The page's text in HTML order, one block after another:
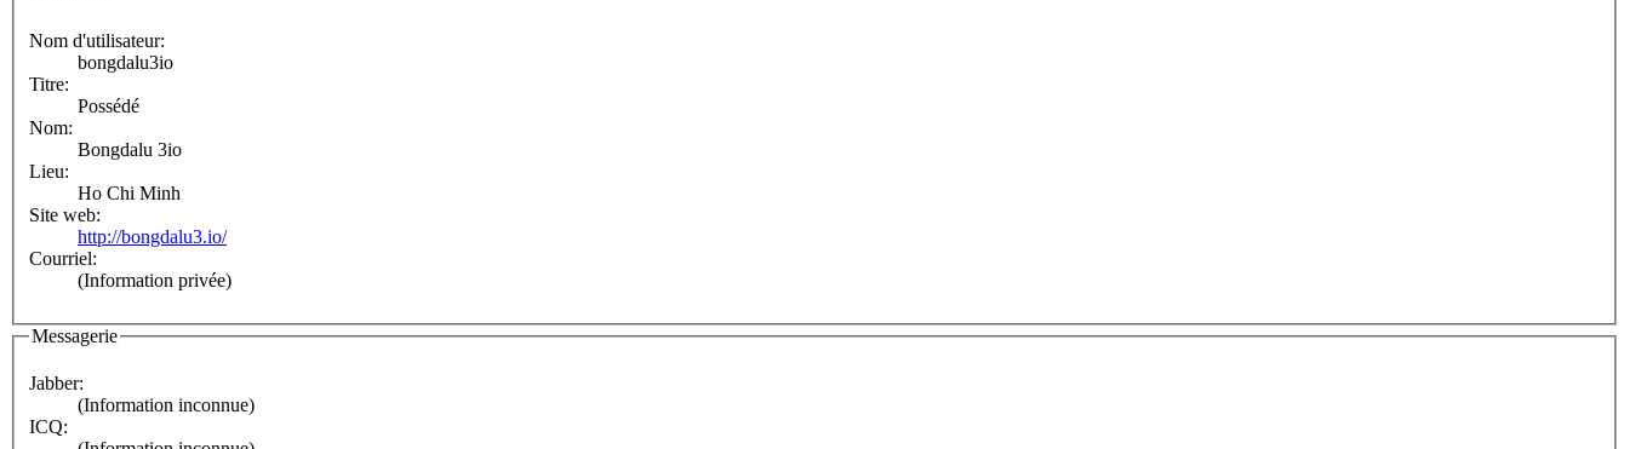
Nom d'utilisateur:
bongdalu3io
Titre:
Possédé
Nom:
Bongdalu 3io
Lieu:
Ho Chi Minh
Site web:
http://bongdalu3.io/
Courriel:
(Information privée)
Messagerie
Jabber:
(Information inconnue)
ICQ: